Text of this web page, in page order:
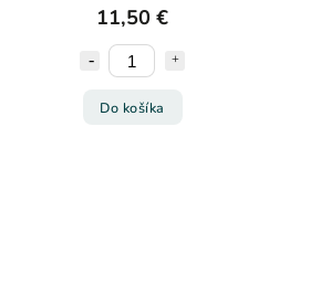
11,50 €
Do košíka